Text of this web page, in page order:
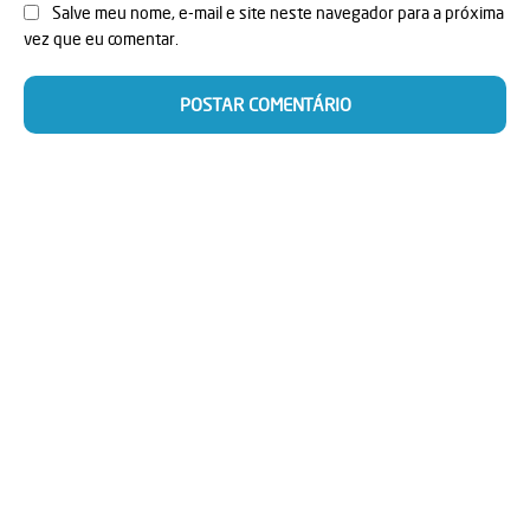
Salve meu nome, e-mail e site neste navegador para a próxima
vez que eu comentar.